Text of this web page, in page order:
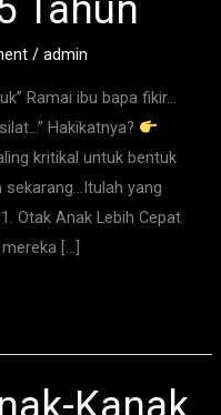
/admin
Ramai ibu bapa fikir…
Hakikatnya?
kritikal untuk bentuk
yang
Otak Anak Lebih Cepat
[…]